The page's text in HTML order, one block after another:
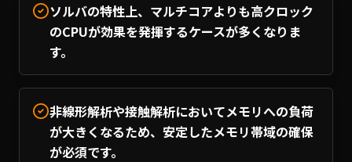
ソルバの特性上、マルチコアよりも高クロック
のCPUが効果を発揮するケースが多くなりま
す。
非線形解析や接触解析においてメモリへの負荷
が大きくなるため、安定したメモリ帯域の確保
が必須です。